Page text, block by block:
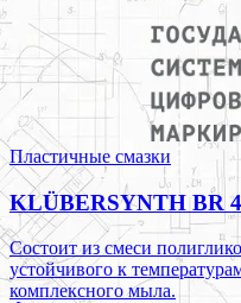
Пластичные смазки
KLÜBERSYNTH BR
Состоит из смеси
устойчивого к
комплексного мыла.